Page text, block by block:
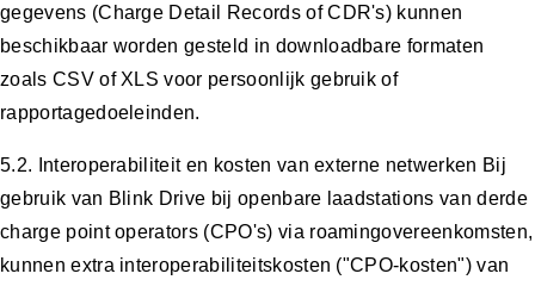
gegevens (Charge Detail Records of CDR's) kunnen
beschikbaar worden gesteld in downloadbare formaten
zoals CSV of XLS voor persoonlijk gebruik of
rapportagedoeleinden.
5.2. Interoperabiliteit en kosten van externe netwerken Bij
gebruik van Blink Drive bij openbare laadstations van derde
charge point operators (CPO's) via roamingovereenkomsten,
kunnen extra interoperabiliteitskosten ("CPO-kosten") van